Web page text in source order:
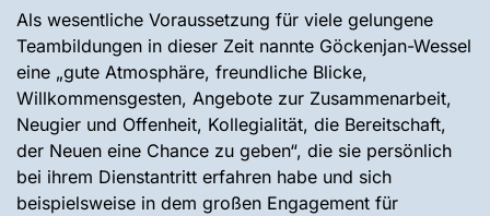
Als wesentliche Voraussetzung für viele gelungene
Teambildungen in dieser Zeit nannte Göckenjan-Wessel
eine „gute Atmosphäre, freundliche Blicke,
Willkommensgesten, Angebote zur Zusammenarbeit,
Neugier und Offenheit, Kollegialität, die Bereitschaft,
der Neuen eine Chance zu geben“, die sie persönlich
bei ihrem Dienstantritt erfahren habe und sich
beispielsweise in dem großen Engagement für